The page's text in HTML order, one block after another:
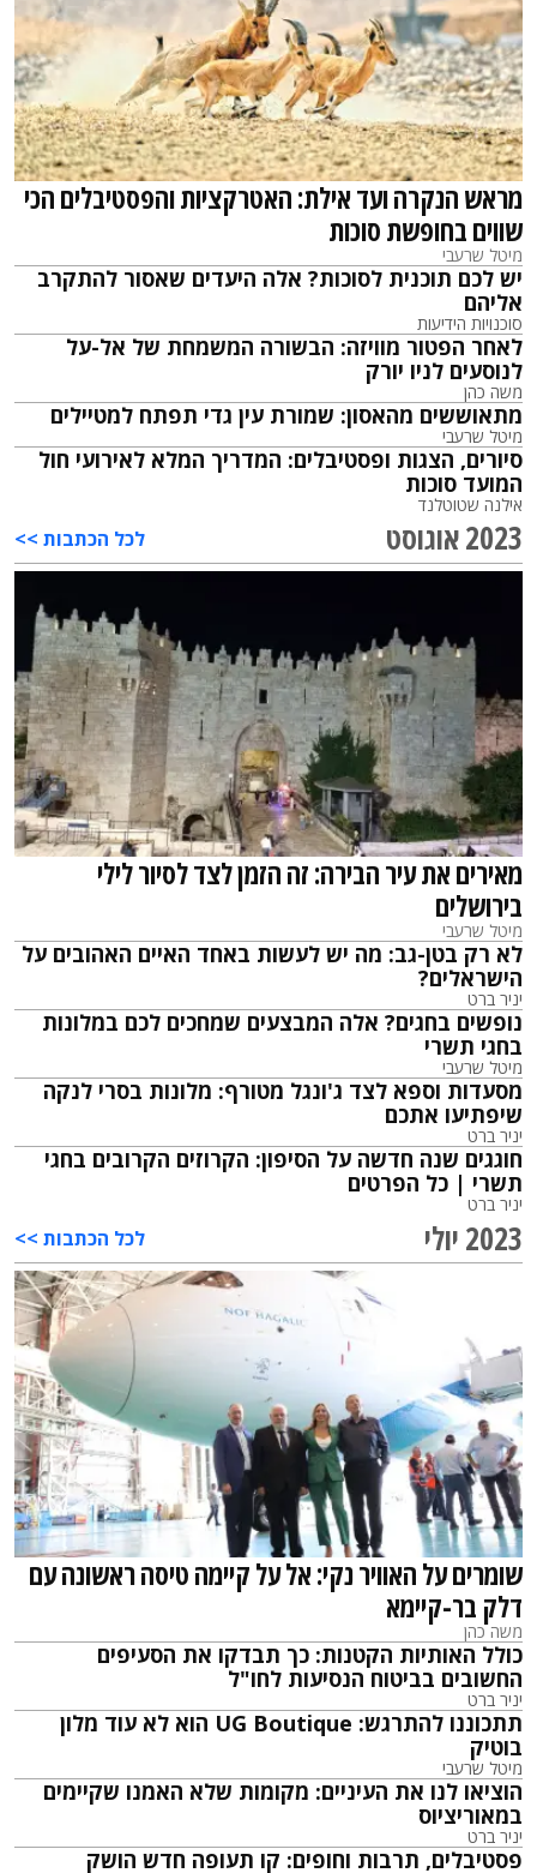
מראש הנקרה ועד אילת: האטרקציות והפסטיבלים הכי
שווים בחופשת סוכות
מיטל שרעבי
יש לכם תוכנית לסוכות? אלה היעדים שאסור להתקרב
אליהם
סוכנויות הידיעות
לאחר הפטור מוויזה: הבשורה המשמחת של אל-על
לנוסעים לניו יורק
משה כהן
מתאוששים מהאסון: שמורת עין גדי תפתח למטיילים
מיטל שרעבי
סיורים, הצגות ופסטיבלים: המדריך המלא לאירועי חול
המועד סוכות
אילנה שטוטלנד
2023 אוגוסט לכל הכתבות >>
מאירים את עיר הבירה: זה הזמן לצד לסיור לילי
בירושלים
מיטל שרעבי
לא רק בטן-גב: מה יש לעשות באחד האיים האהובים על
הישראלים?
יניר ברט
נופשים בחגים? אלה המבצעים שמחכים לכם במלונות
בחגי תשרי
מיטל שרעבי
מסעדות וספא לצד ג'ונגל מטורף: מלונות בסרי לנקה
שיפתיעו אתכם
יניר ברט
חוגגים שנה חדשה על הסיפון: הקרוזים הקרובים בחגי
תשרי | כל הפרטים
יניר ברט
2023 יולי לכל הכתבות >>
שומרים על האוויר נקי: אל על קיימה טיסה ראשונה עם
דלק בר-קיימא
משה כהן
כולל האותיות הקטנות: כך תבדקו את הסעיפים
החשובים בביטוח הנסיעות לחו"ל
יניר ברט
תתכוננו להתרגש: UG Boutique הוא לא עוד מלון
בוטיק
מיטל שרעבי
הוציאו לנו את העיניים: מקומות שלא האמנו שקיימים
במאוריציוס
יניר ברט
פסטיבלים, תרבות וחופים: קו תעופה חדש הושק